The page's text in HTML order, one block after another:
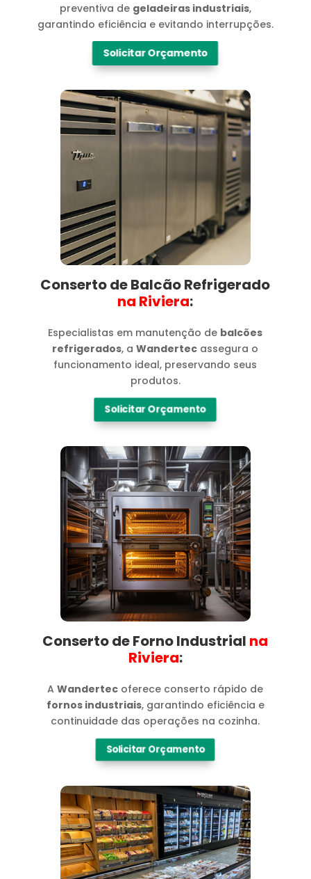
preventiva de geladeiras industriais,
garantindo eficiência e evitando interrupções.
Solicitar Orçamento
Conserto de Balcão Refrigerado
na Riviera​:
Especialistas em manutenção de balcões
refrigerados, aWandertec assegura o
funcionamento ideal, preservando seus
produtos.
Solicitar Orçamento
Conserto de Forno Industrial na
Riviera​:
AWandertec oferece conserto rápido de
fornos industriais, garantindo eficiência e
continuidade das operações na cozinha.
Solicitar Orçamento